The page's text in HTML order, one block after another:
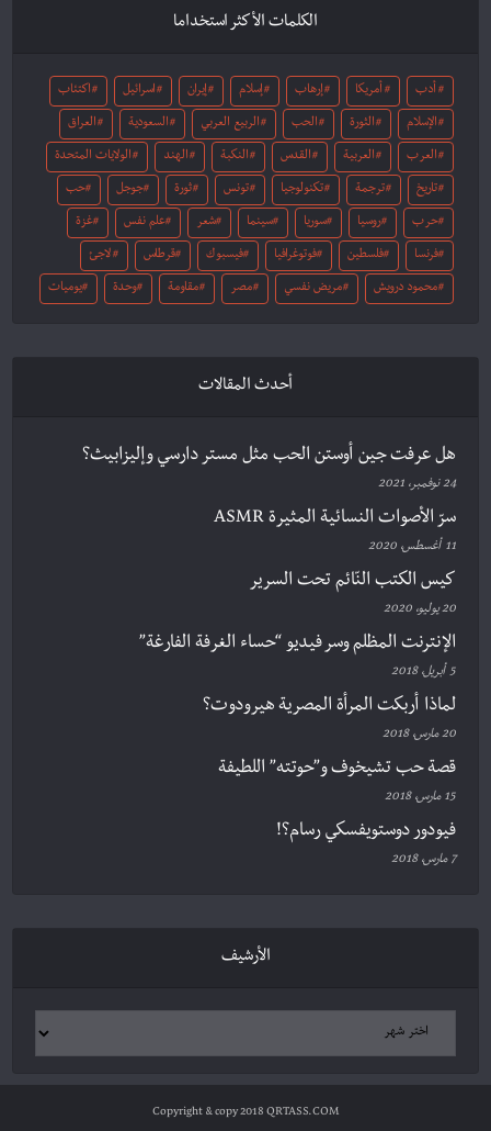
الكلمات الأكثر استخداما
أدب أمريكا إرهاب إسلام إيران اسرائيل اكتئاب
الإسلام الثورة الحب الربيع العربي السعودية العراق
العرب العربية القدس النكبة الهند الولايات المتحدة
تاريخ ترجمة تكنولوجيا تونس ثورة جوجل حب
حرب روسيا سوريا سينما شعر علم نفس غزة
فرنسا فلسطين فوتوغرافيا فيسبوك قرطاس لاجئ
محمود درويش مريض نفسي مصر مقاومة وحدة يوميات
أحدث المقالات
هل عرفت جين أوستن الحب مثل مستر دارسي وإليزابيث؟
24 نوفمبر، 2021
سرّ الأصوات النسائية المثيرة ASMR
11 أغسطس، 2020
كيس الكتب النّائم تحت السرير
20 يوليو، 2020
الإنترنت المظلم وسر فيديو “حساء الغرفة الفارغة”
5 أبريل، 2018
لماذا أربكت المرأة المصرية هيرودوت؟
20 مارس، 2018
قصة حب تشيخوف و”حوتته” اللطيفة
15 مارس، 2018
فيودور دوستويفسكي رسام؟!
7 مارس، 2018
الأرشيف
Copyright & copy 2018 QRTASS.COM